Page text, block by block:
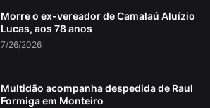
Morre o ex-vereador de Camalaú Aluízio
Lucas, aos 78 anos
7/26/2026
Multidão acompanha despedida de Raul
Formiga em Monteiro